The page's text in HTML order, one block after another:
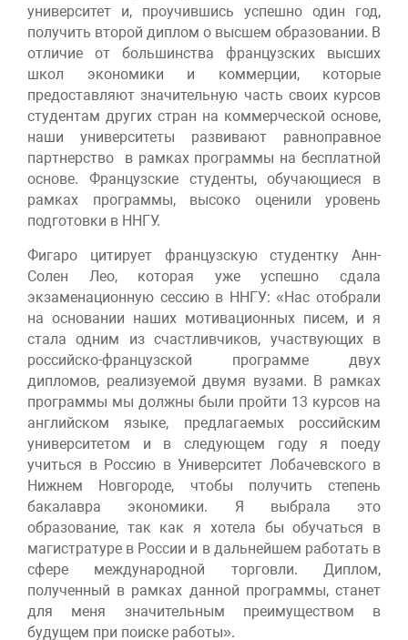
университет и, проучившись успешно один год,
получить второй диплом о высшем образовании. В
отличие от большинства французских высших
школ экономики и коммерции, которые
предоставляют значительную часть своих курсов
студентам других стран на коммерческой основе,
наши университеты развивают равноправное
партнерство в рамках программы на бесплатной
основе. Французские студенты, обучающиеся в
рамках программы, высоко оценили уровень
подготовки в ННГУ.
Фигаро цитирует французскую студентку Анн-
Солен Лео, которая уже успешно сдала
экзаменационную сессию в ННГУ: «Нас отобрали
на основании наших мотивационных писем, и я
стала одним из счастливчиков, участвующих в
российско-французской программе двух
дипломов, реализуемой двумя вузами. В рамках
программы мы должны были пройти 13 курсов на
английском языке, предлагаемых российским
университетом и в следующем году я поеду
учиться в Россию в Университет Лобачевского в
Нижнем Новгороде, чтобы получить степень
бакалавра экономики. Я выбрала это
образование, так как я хотела бы обучаться в
магистратуре в России и в дальнейшем работать в
сфере международной торговли. Диплом,
полученный в рамках данной программы, станет
для меня значительным преимуществом в
будущем при поиске работы».